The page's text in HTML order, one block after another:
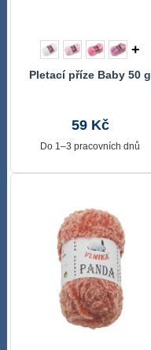
+
Pletací příze Baby 50 g
59 Kč
Do 1–3 pracovních dnů